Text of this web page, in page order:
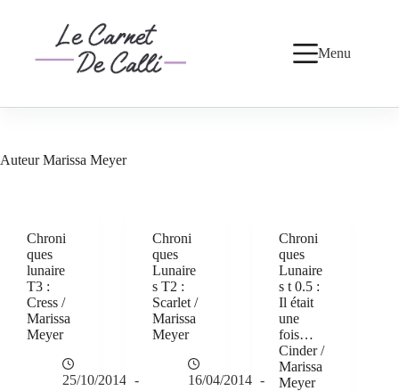
Menu
AuteurMarissa Meyer
Chroni
ques
lunaire
T3 :
Cress /
Marissa
Meyer
25/10/2014
Chroni
ques
Lunaire
s T2 :
Scarlet /
Marissa
Meyer
16/04/2014
Chroni
ques
Lunaire
s t 0.5 :
Il était
une
fois…
Cinder /
Marissa
Meyer